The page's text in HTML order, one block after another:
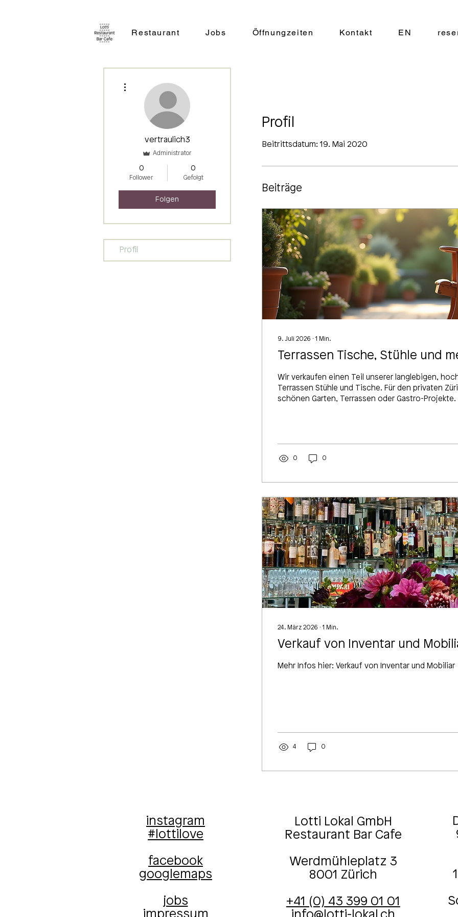
Restaurant Jobs Öffnungzeiten Kontakt EN
Profil
Beitrittsdatum: 19. Mai 2020
Beiträge
9. Juli 2026 ∙1 Min.
Terrassen Tische, Stühle und
Wir verkaufen einen Teil unserer langlebigen,
Terrassen Stühle und Tische. Für den privaten
schönen Garten, Terrassen oder Gastro-Projekte.
0 0
24. März 2026 ∙1 Min.
Verkauf von Inventar und
Mehr Infos hier: Verkauf von Inventar und Mobiliar
4 0
vertraulich3
Administrator
0
Follower
0
Gefolgt
Folgen
Profil
Lotti Lokal GmbH
Restaurant Bar Cafe
Werdmühleplatz 3
8001 Zürich
+41 (0) 43 399 01 01
instagram
#lottilove
facebook
googlemaps
jobs